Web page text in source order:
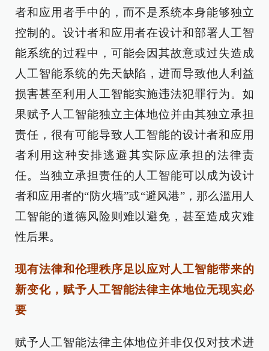
者和应用者手中的，而不是系统本身能够独立
控制的。设计者和应用者在设计和部署人工智
能系统的过程中，可能会因其故意或过失造成
人工智能系统的先天缺陷，进而导致他人利益
损害甚至利用人工智能实施违法犯罪行为。如
果赋予人工智能独立主体地位并由其独立承担
责任，很有可能导致人工智能的设计者和应用
者利用这种安排逃避其实际应承担的法律责
任。当独立承担责任的人工智能可以成为设计
者和应用者的“防火墙”或“避风港”，那么滥用人
工智能的道德风险则难以避免，甚至造成灾难
性后果。
现有法律和伦理秩序足以应对人工智能带来的
新变化，赋予人工智能法律主体地位无现实必
要
赋予人工智能法律主体地位并非仅仅对技术进